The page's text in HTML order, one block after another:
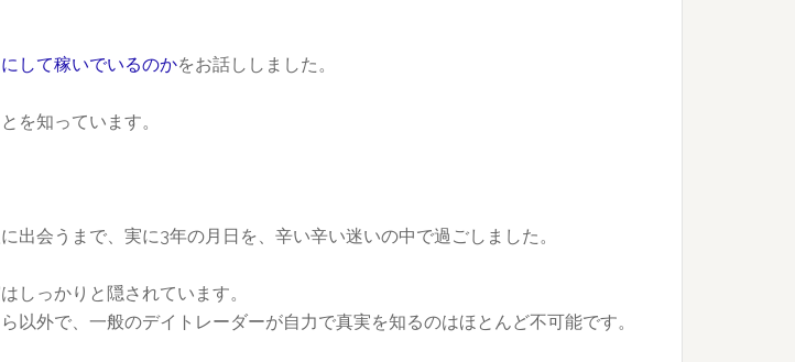
して稼いでいるのかをお話ししました。
を知っています。
会うまで、実に3年の月日を、辛い辛い迷いの中で過ごしました。
しっかりと隠されています。
外で、一般のデイトレーダーが自力で真実を知るのはほとんど不可能です。